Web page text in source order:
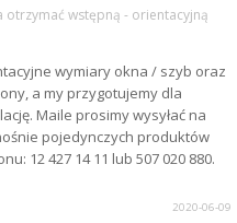
otrzymać wstępną - orientacyjną
wymiary okna / szyb oraz
a my przygotujemy dla
Maile prosimy wysyłać na
pojedynczych produktów
12 427 14 11 lub 507 020 880.
2020-06-09